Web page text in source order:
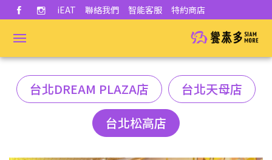
iEAT 聯絡我們 智能客服 特約商店
台北DREAM PLAZA店
台北天母店
台北松高店